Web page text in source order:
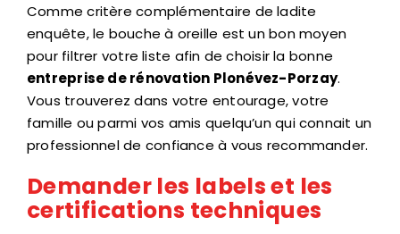
Comme critère complémentaire de ladite
enquête, le bouche à oreille est un bon moyen
pour filtrer votre liste afin de choisir la bonne
entreprise de rénovation Plonévez-Porzay.
Vous trouverez dans votre entourage, votre
famille ou parmi vos amis quelqu’un qui connait un
professionnel de confiance à vous recommander.
Demander les labels et les
certifications techniques